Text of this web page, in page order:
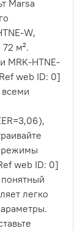
Marsa
W,
м².
MRK-HTNE-
web ID: 0]
режимы
web ID: 0]
легко